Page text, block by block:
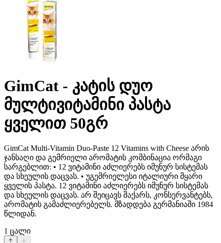
GimCat - კატის დუო
მულტივიტამინი პასტა
ყველით 50გრ
GimCat Multi-Vitamin Duo-Paste 12 Vitamins with Cheese არის
ჯანსაღი და გემრიელი არომატის კომბინაცია ორმაგი
სარგებლით: • 12 ვიტამინი აძლიერებს იმუნურ სისტემას
და სხეულის დაცვას. • უგემრიელესი იტალიური მყარი
ყველის პასტა. 12 ვიტამინი აძლიერებს იმუნურ სისტემას
და სხეულის დაცვას. არ შეიცავს შაქარს, კონსერვანტებს,
არომატის გამაძლიერებელს. მზადდება გერმანიაში 1984
წლიდან.
1 ცალი